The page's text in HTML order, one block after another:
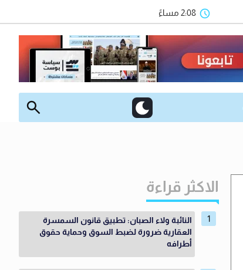
2:08 مساءً
الاكثر قراءة
النائبة ولاء الصبان: تطبيق قانون السمسرة
العقارية ضرورة لضبط السوق وحماية حقوق
أطرافه